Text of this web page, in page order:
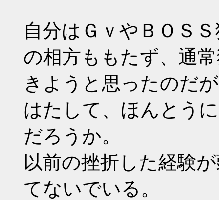
自分はＧｖやＢＯＳ
の相方ももたず、通
きようと思ったのだ
はたして、ほんとう
だろうか。
以前の挫折した経験
てないでいる。